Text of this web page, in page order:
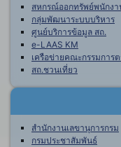
สหกรณ์ออกทรัพย์พนักงา
กลุ่มพัฒนาระบบบริหาร
ศูนย์บริการข้อมูล สถ.
e-LAAS KM
เครือข่ายคณะกรรมการ
สถ.ชวนเที่ยว
สำนักงานเลขานุการกรม
กรมประชาสัมพันธ์